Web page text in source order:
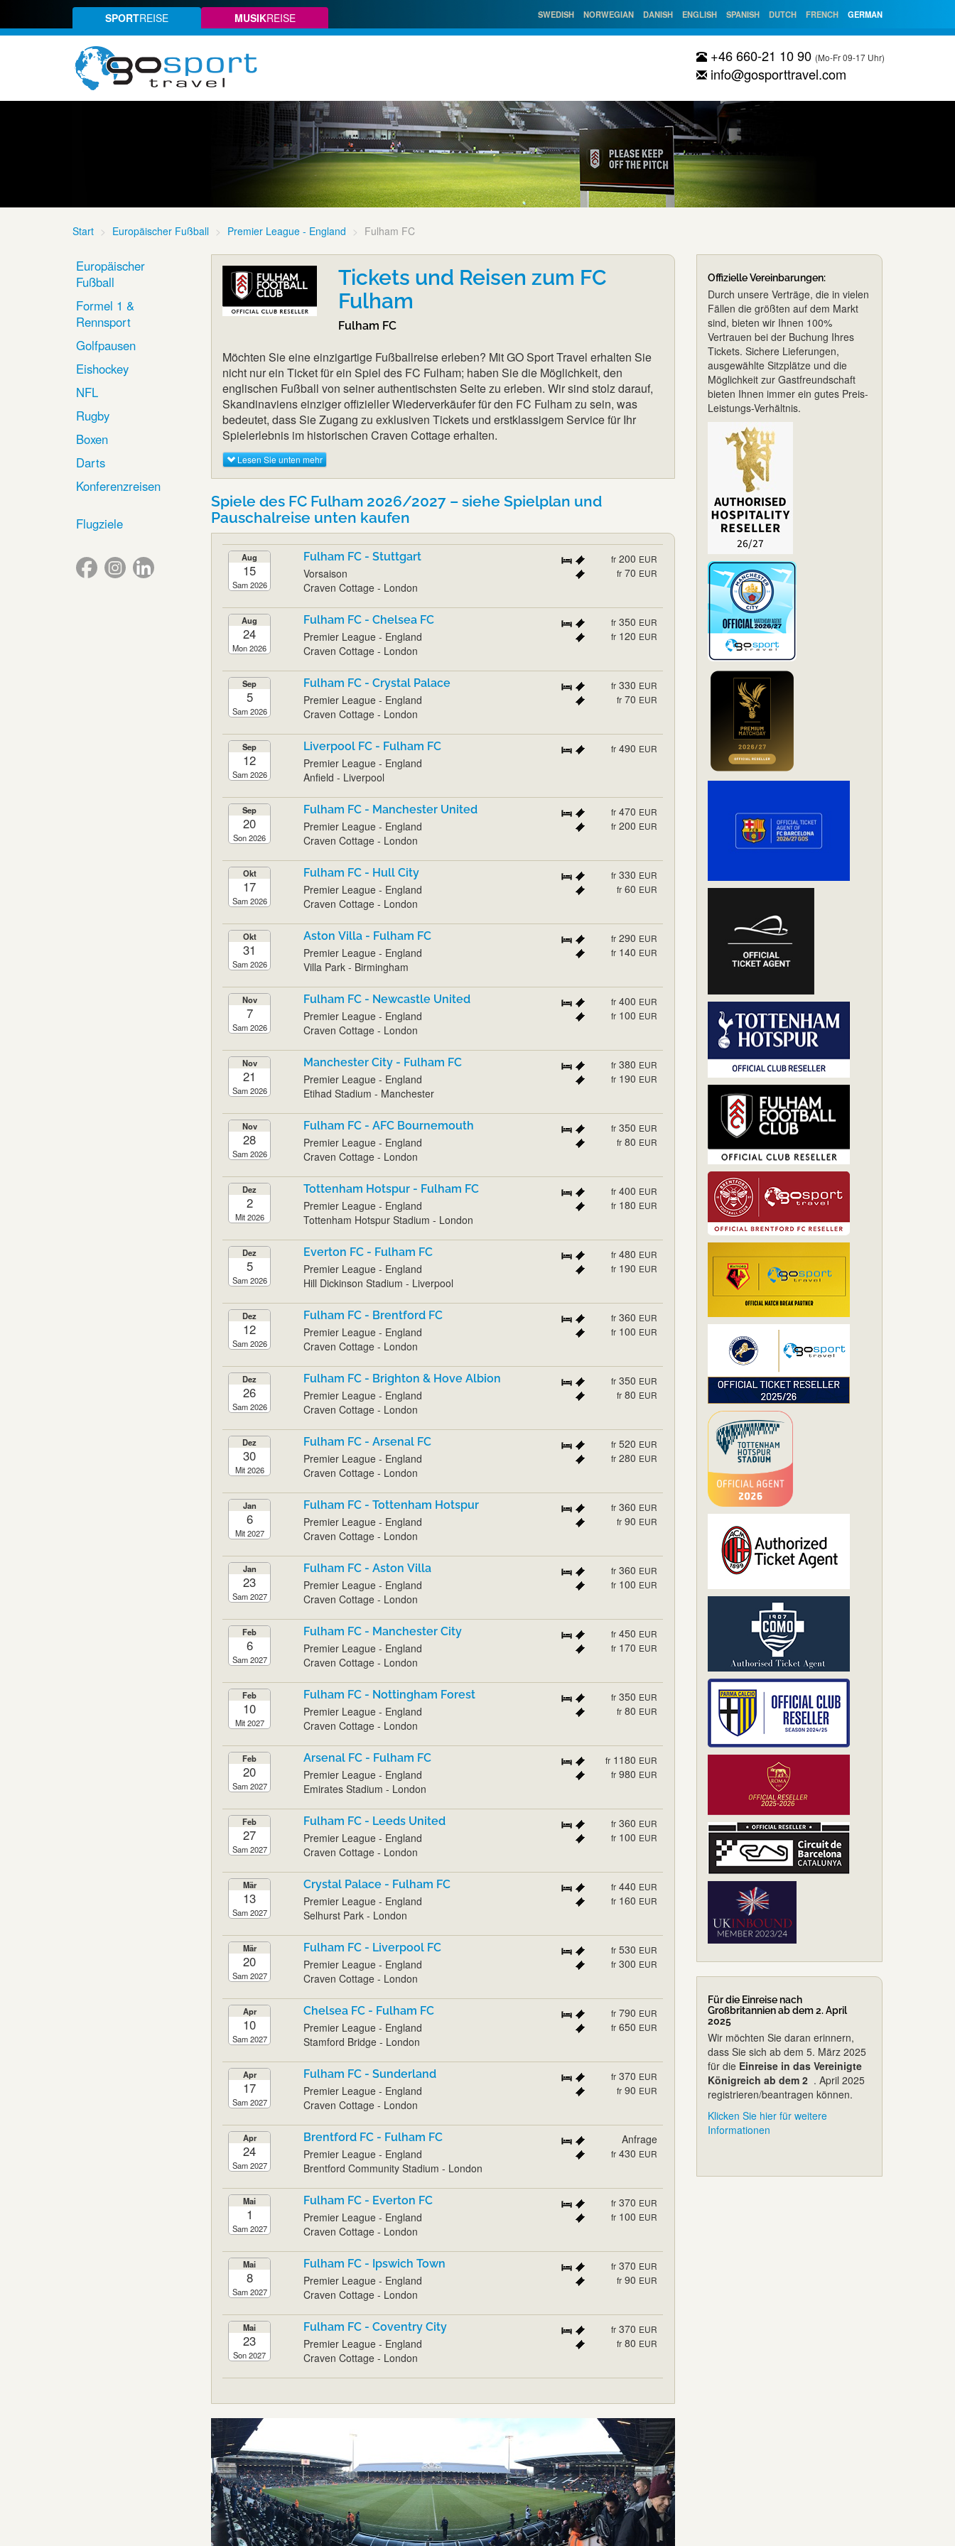
SPORTREISE MUSIKREISE SWEDISH NORWEGIAN DANISH ENGLISH SPANISH DUTCH FRENCH GERMAN
+46 660-21 10 90 (Mo-Fr 09-17 Uhr)
info@gosporttravel.com
Start Europäischer Fußball Premier League - England Fulham FC
Europäischer
Fußball
Formel 1 &
Rennsport
Golfpausen
Eishockey
NFL
Rugby
Boxen
Darts
Konferenzreisen
Flugziele
Tickets und Reisen zum FC
Fulham
Fulham FC
Möchten Sie eine einzigartige Fußballreise erleben? Mit GO Sport Travel erhalten Sie
nicht nur ein Ticket für ein Spiel des FC Fulham; haben Sie die Möglichkeit, den
englischen Fußball von seiner authentischsten Seite zu erleben. Wir sind stolz darauf,
Skandinaviens einziger offizieller Wiederverkäufer für den FC Fulham zu sein, was
bedeutet, dass Sie Zugang zu exklusiven Tickets und erstklassigem Service für Ihr
Spielerlebnis im historischen Craven Cottage erhalten.
Lesen Sie unten mehr
Spiele des FC Fulham 2026/2027 – siehe Spielplan und
Pauschalreise unten kaufen
Aug
15
Sam 2026
Fulham FC - Stuttgart
Vorsaison
Craven Cottage - London
fr 200 EUR
fr 70 EUR
Aug
24
Mon 2026
Fulham FC - Chelsea FC
Premier League - England
Craven Cottage - London
fr 350 EUR
fr 120 EUR
Sep
5
Sam 2026
Fulham FC - Crystal Palace
Premier League - England
Craven Cottage - London
fr 330 EUR
fr 70 EUR
Sep
12
Sam 2026
Liverpool FC - Fulham FC
Premier League - England
Anfield - Liverpool
fr 490 EUR
Sep
20
Son 2026
Fulham FC - Manchester United
Premier League - England
Craven Cottage - London
fr 470 EUR
fr 200 EUR
Okt
17
Sam 2026
Fulham FC - Hull City
Premier League - England
Craven Cottage - London
fr 330 EUR
fr 60 EUR
Okt
31
Sam 2026
Aston Villa - Fulham FC
Premier League - England
Villa Park - Birmingham
fr 290 EUR
fr 140 EUR
Nov
7
Sam 2026
Fulham FC - Newcastle United
Premier League - England
Craven Cottage - London
fr 400 EUR
fr 100 EUR
Nov
21
Sam 2026
Manchester City - Fulham FC
Premier League - England
Etihad Stadium - Manchester
fr 380 EUR
fr 190 EUR
Nov
28
Sam 2026
Fulham FC - AFC Bournemouth
Premier League - England
Craven Cottage - London
fr 350 EUR
fr 80 EUR
Dez
2
Mit 2026
Tottenham Hotspur - Fulham FC
Premier League - England
Tottenham Hotspur Stadium - London
fr 400 EUR
fr 180 EUR
Dez
5
Sam 2026
Everton FC - Fulham FC
Premier League - England
Hill Dickinson Stadium - Liverpool
fr 480 EUR
fr 190 EUR
Dez
12
Sam 2026
Fulham FC - Brentford FC
Premier League - England
Craven Cottage - London
fr 360 EUR
fr 100 EUR
Dez
26
Sam 2026
Fulham FC - Brighton & Hove Albion
Premier League - England
Craven Cottage - London
fr 350 EUR
fr 80 EUR
Dez
30
Mit 2026
Fulham FC - Arsenal FC
Premier League - England
Craven Cottage - London
fr 520 EUR
fr 280 EUR
Jan
6
Mit 2027
Fulham FC - Tottenham Hotspur
Premier League - England
Craven Cottage - London
fr 360 EUR
fr 90 EUR
Jan
23
Sam 2027
Fulham FC - Aston Villa
Premier League - England
Craven Cottage - London
fr 360 EUR
fr 100 EUR
Feb
6
Sam 2027
Fulham FC - Manchester City
Premier League - England
Craven Cottage - London
fr 450 EUR
fr 170 EUR
Feb
10
Mit 2027
Fulham FC - Nottingham Forest
Premier League - England
Craven Cottage - London
fr 350 EUR
fr 80 EUR
Feb
20
Sam 2027
Arsenal FC - Fulham FC
Premier League - England
Emirates Stadium - London
fr 1180 EUR
fr 980 EUR
Feb
27
Sam 2027
Fulham FC - Leeds United
Premier League - England
Craven Cottage - London
fr 360 EUR
fr 100 EUR
Mär
13
Sam 2027
Crystal Palace - Fulham FC
Premier League - England
Selhurst Park - London
fr 440 EUR
fr 160 EUR
Mär
20
Sam 2027
Fulham FC - Liverpool FC
Premier League - England
Craven Cottage - London
fr 530 EUR
fr 300 EUR
Apr
10
Sam 2027
Chelsea FC - Fulham FC
Premier League - England
Stamford Bridge - London
fr 790 EUR
fr 650 EUR
Apr
17
Sam 2027
Fulham FC - Sunderland
Premier League - England
Craven Cottage - London
fr 370 EUR
fr 90 EUR
Apr
24
Sam 2027
Brentford FC - Fulham FC
Premier League - England
Brentford Community Stadium - London
Anfrage
fr 430 EUR
Mai
1
Sam 2027
Fulham FC - Everton FC
Premier League - England
Craven Cottage - London
fr 370 EUR
fr 100 EUR
Mai
8
Sam 2027
Fulham FC - Ipswich Town
Premier League - England
Craven Cottage - London
fr 370 EUR
fr 90 EUR
Mai
23
Son 2027
Fulham FC - Coventry City
Premier League - England
Craven Cottage - London
fr 370 EUR
fr 80 EUR
Offizielle Vereinbarungen:
Durch unsere Verträge, die in vielen
Fällen die größten auf dem Markt
sind, bieten wir Ihnen 100%
Vertrauen bei der Buchung Ihres
Tickets. Sichere Lieferungen,
ausgewählte Sitzplätze und die
Möglichkeit zur Gastfreundschaft
bieten Ihnen immer ein gutes Preis-
Leistungs-Verhältnis.
Für die Einreise nach
Großbritannien ab dem 2. April
2025
Wir möchten Sie daran erinnern,
dass Sie sich ab dem 5. März 2025
für die Einreise in das Vereinigte
Königreich ab dem 2 . April 2025
registrieren/beantragen können.
Klicken Sie hier für weitere
Informationen